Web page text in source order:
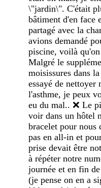
\"jardin\". C'était
bâtiment d'en face
partagé avec la
avions demandé
piscine, voilà
Malgré le
moisissures dans
essayé de
l'asthme, je peux
eu du mal.. ❌️ Le
voir dans un hôtel
bracelet pour nous
pas en all-in et
prise devait être
à répéter notre
journée et en fin
(je pense on en a